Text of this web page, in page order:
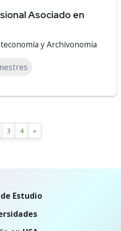
Asociado en
y Archivonomía
3 4 »
Estudio